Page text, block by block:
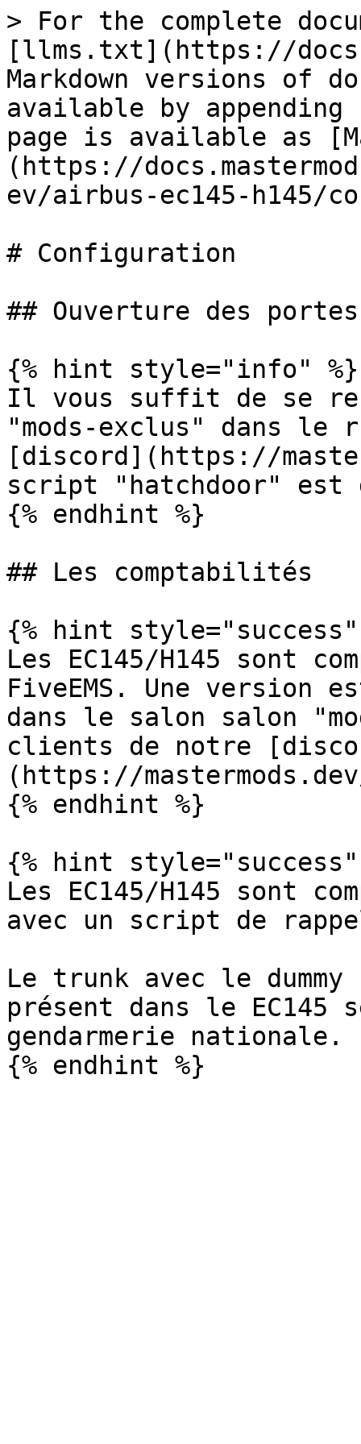
> For the complete
[llms.txt](https://
Markdown versions of
available by
page is available as
(https://
ev/airbus-ec145-h145/
# Configuration
## Ouverture des
{% hint style="info" %}
Il vous suffit de se
"mods-exclus" dans
[discord](https://
script "hatchdoor" est
{% endhint %}
## Les comptabilités
{% hint style="success"
Les EC145/H145 sont
FiveEMS. Une version
dans le salon salon
clients de notre
(https://
{% endhint %}
{% hint style="success"
Les EC145/H145 sont
avec un script de
Le trunk avec le
présent dans le
gendarmerie nationale.